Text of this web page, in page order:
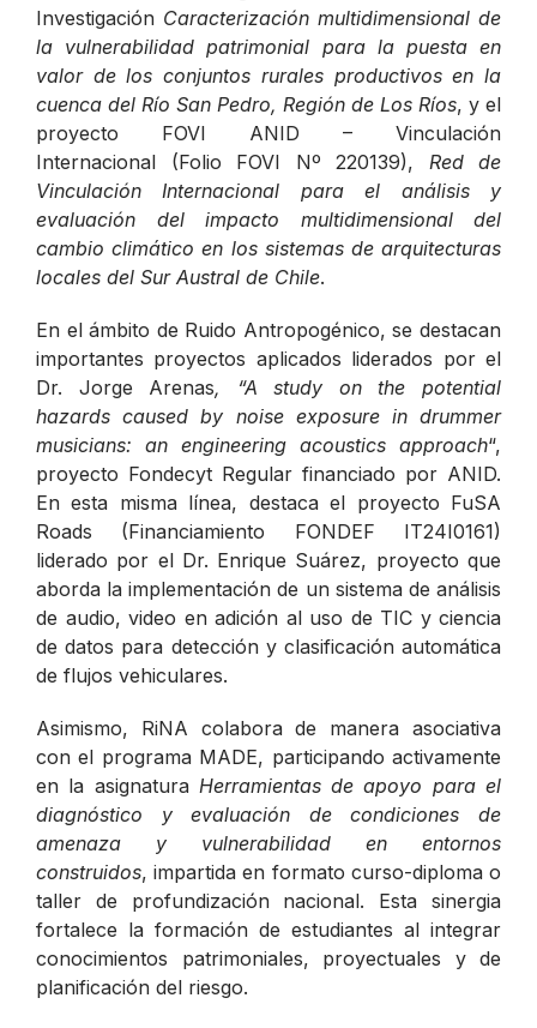
Investigación Caracterización multidimensional de
la vulnerabilidad patrimonial para la puesta en
valor de los conjuntos rurales productivos en la
cuenca del Río San Pedro, Región de Los Ríos, y el
proyecto FOVI ANID – Vinculación
Internacional (Folio FOVI Nº 220139), Red de
Vinculación Internacional para el análisis y
evaluación del impacto multidimensional del
cambio climático en los sistemas de arquitecturas
locales del Sur Austral de Chile.
En el ámbito de Ruido Antropogénico, se destacan
importantes proyectos aplicados liderados por el
Dr. Jorge Arenas, “A study on the potential
hazards caused by noise exposure in drummer
musicians: an engineering acoustics approach“,
proyecto Fondecyt Regular financiado por ANID.
En esta misma línea, destaca el proyecto FuSA
Roads (Financiamiento FONDEF IT24I0161)
liderado por el Dr. Enrique Suárez, proyecto que
aborda la implementación de un sistema de análisis
de audio, video en adición al uso de TIC y ciencia
de datos para detección y clasificación automática
de flujos vehiculares.
Asimismo, RiNA colabora de manera asociativa
con el programa MADE, participando activamente
en la asignatura Herramientas de apoyo para el
diagnóstico y evaluación de condiciones de
amenaza y vulnerabilidad en entornos
construidos, impartida en formato curso-diploma o
taller de profundización nacional. Esta sinergia
fortalece la formación de estudiantes al integrar
conocimientos patrimoniales, proyectuales y de
planificación del riesgo.